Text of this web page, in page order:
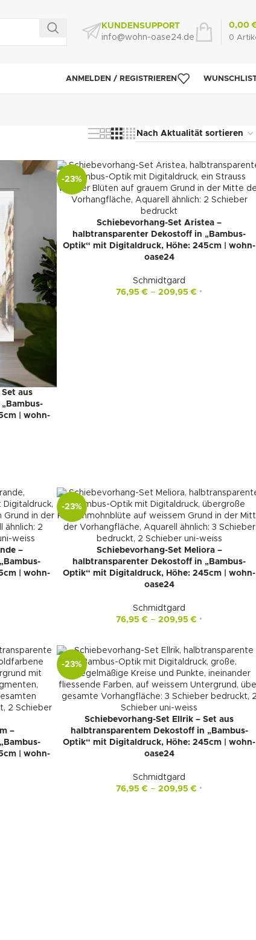
KUNDENSUPPORT
info@wohn-oase24.de
0
0,00
ANMELDEN / REGISTRIEREN
aus
| wohn-
-23%
Schiebevorhang-Set Aristea –
halbtransparenter Dekostoff in „Bambus-
Optik“ mit Digitaldruck, Höhe: 245cm | wohn-
oase24
Schmidtgard
76,95€ –209,95€ *
–
| wohn-
-23%
Schiebevorhang-Set Meliora –
halbtransparenter Dekostoff in „Bambus-
Optik“ mit Digitaldruck, Höhe: 245cm | wohn-
oase24
Schmidtgard
76,95€ –209,95€ *
–
| wohn-
-23%
Schiebevorhang-Set Ellrik – Set aus
halbtransparentem Dekostoff in „Bambus-
Optik“ mit Digitaldruck, Höhe: 245cm | wohn-
oase24
Schmidtgard
76,95€ –209,95€ *